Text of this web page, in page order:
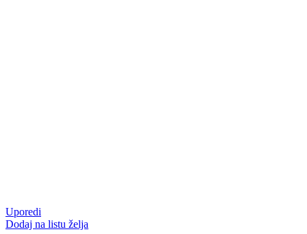
Uporedi
Dodaj na listu želja